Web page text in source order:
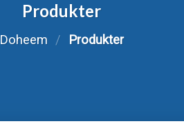
Produkter
Doheem / Produkter